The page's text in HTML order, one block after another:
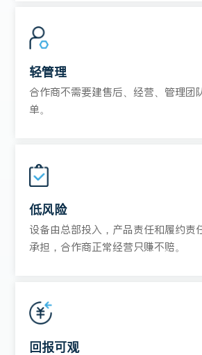
轻管理
合作商不需要建售后、经营、管理团
单。
低风险
设备由总部投入，产品责任和履约责
承担，合作商正常经营只赚不赔。
回报可观